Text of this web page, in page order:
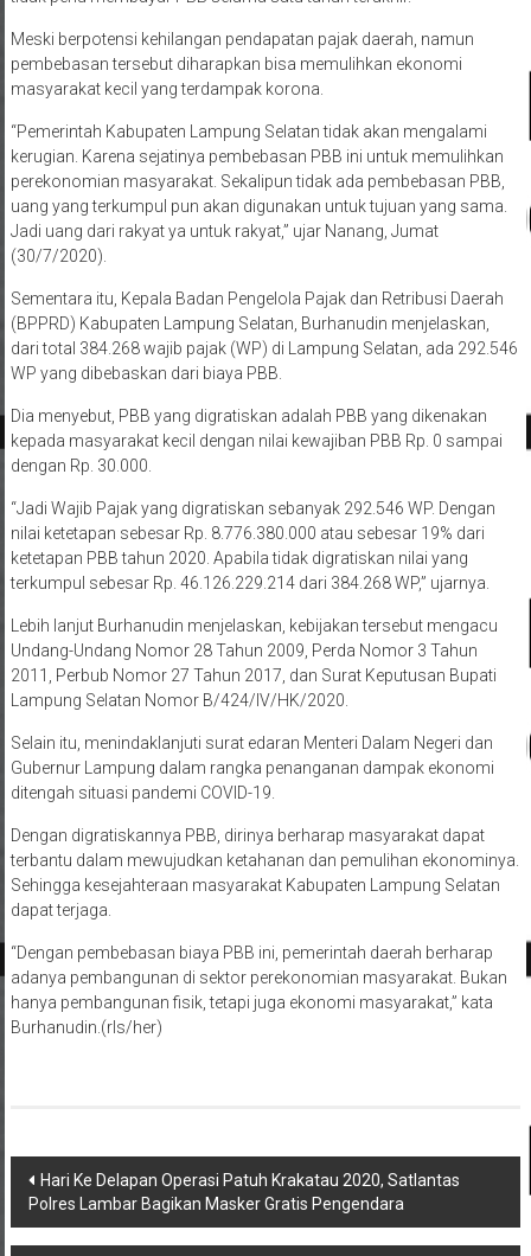
pembebasan tersebut diharapkan bisa memulihkan ekonomi
masyarakat kecil yang terdampak korona.
kerugian. Karena sejatinya pembebasan PBB ini untuk memulihkan
perekonomian masyarakat. Sekalipun tidak ada pembebasan PBB,
uang yang terkumpul pun akan digunakan untuk tujuan yang sama.
Jadi uang dari rakyat ya untuk rakyat,” ujar Nanang, Jumat
(30/7/2020).
(BPPRD) Kabupaten Lampung Selatan, Burhanudin menjelaskan,
dari total 384.268 wajib pajak (WP) di Lampung Selatan, ada 292.546
WP yang dibebaskan dari biaya PBB.
kepada masyarakat kecil dengan nilai kewajiban PBB Rp. 0 sampai
dengan Rp. 30.000.
nilai ketetapan sebesar Rp. 8.776.380.000 atau sebesar 19% dari
ketetapan PBB tahun 2020. Apabila tidak digratiskan nilai yang
terkumpul sebesar Rp. 46.126.229.214 dari 384.268 WP,” ujarnya.
Undang-Undang Nomor 28 Tahun 2009, Perda Nomor 3 Tahun
2011, Perbub Nomor 27 Tahun 2017, dan Surat Keputusan Bupati
Lampung Selatan Nomor B/424/IV/HK/2020.
Gubernur Lampung dalam rangka penanganan dampak ekonomi
ditengah situasi pandemi COVID-19.
terbantu dalam mewujudkan ketahanan dan pemulihan ekonominya.
Sehingga kesejahteraan masyarakat Kabupaten Lampung Selatan
dapat terjaga.
adanya pembangunan di sektor perekonomian masyarakat. Bukan
hanya pembangunan fisik, tetapi juga ekonomi masyarakat,” kata
Burhanudin.(rls/her)
Navigasi
pos
Hari Ke Delapan Operasi Patuh Krakatau 2020, Satlantas
Polres Lambar Bagikan Masker Gratis Pengendara
Ghinda Ansori Akui Macetnya Kasus Dugaan Tindak Pidana